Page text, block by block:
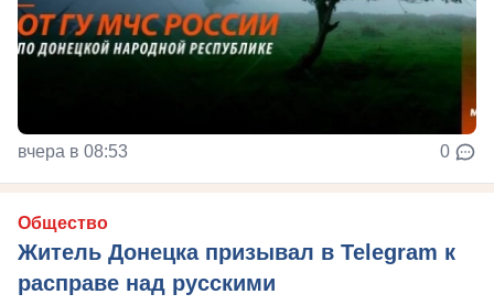
вчера в 08:53 0
Общество
Житель Донецка призывал в Telegram к
расправе над русскими